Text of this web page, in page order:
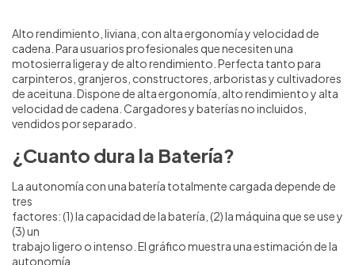
Alto rendimiento, liviana, con alta ergonomía y velocidad de
cadena. Para usuarios profesionales que necesiten una
motosierra ligera y de alto rendimiento. Perfecta tanto para
carpinteros, granjeros, constructores, arboristas y cultivadores
de aceituna. Dispone de alta ergonomía, alto rendimiento y alta
velocidad de cadena. Cargadores y baterías no incluidos,
vendidos por separado.
¿Cuanto dura la Batería?
La autonomía con una batería totalmente cargada depende de
tres
factores: (1) la capacidad de la batería, (2) la máquina que se use y
(3) un
trabajo ligero o intenso. El gráfico muestra una estimación de la
autonomía